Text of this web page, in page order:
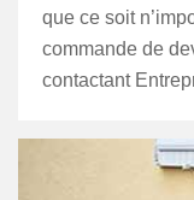
que ce soit
commande de
contactant